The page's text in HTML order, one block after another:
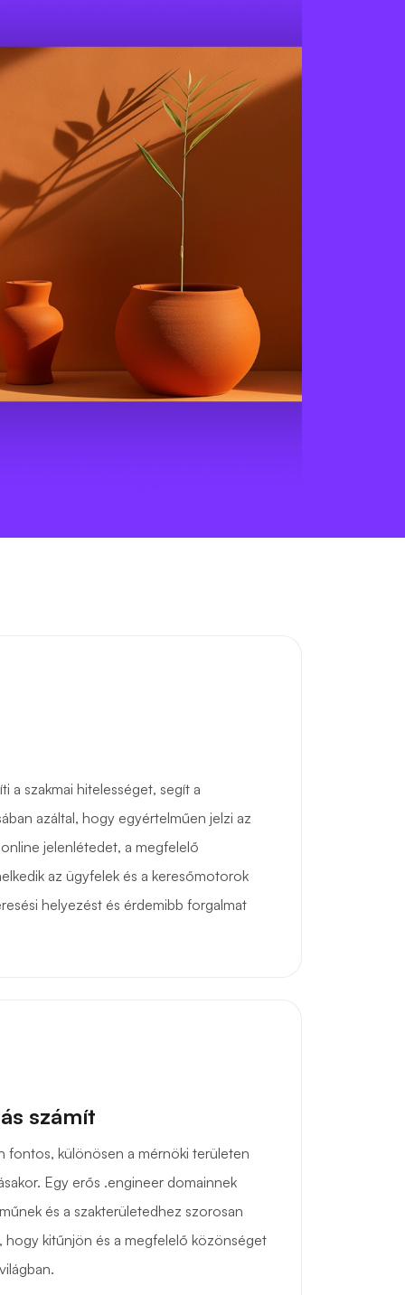
a szakmai hitelességet, segít a
azáltal, hogy egyértelműen jelzi az
jelenlétedet, a megfelelő
az ügyfelek és a keresőmotorok
helyezést és érdemibb forgalmat
számít
fontos, különösen a mérnöki területen
Egy erős .engineer domainnek
és a szakterületedhez szorosan
hogy kitűnjön és a megfelelő közönséget